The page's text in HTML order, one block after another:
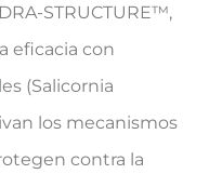
STRUCTURE™,
eficacia con
(Salicornia
los mecanismos
contra la